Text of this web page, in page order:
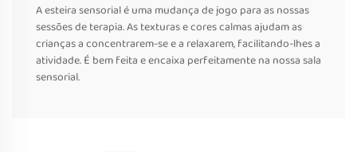
A esteira sensorial é uma mudança de jogo para as nossas
sessões de terapia. As texturas e cores calmas ajudam as
crianças a concentrarem-se e a relaxarem, facilitando-lhes a
atividade. É bem feita e encaixa perfeitamente na nossa sala
sensorial.